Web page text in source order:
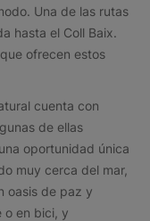
Una de las rutas
hasta el Coll Baix.
ofrecen estos
cuenta con
de ellas
oportunidad única
muy cerca del mar,
oasis de paz y
o en bici, y